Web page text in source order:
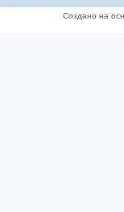
Создано на